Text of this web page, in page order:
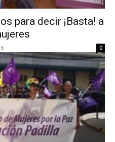
para decir ¡Basta! a
0